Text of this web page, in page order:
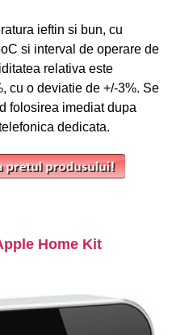
ieftin si bun, cu
oC si interval de operare de
relativa este
cu o deviatie de +/-3%. Se
folosirea imediat dupa
dedicata.
Home Kit